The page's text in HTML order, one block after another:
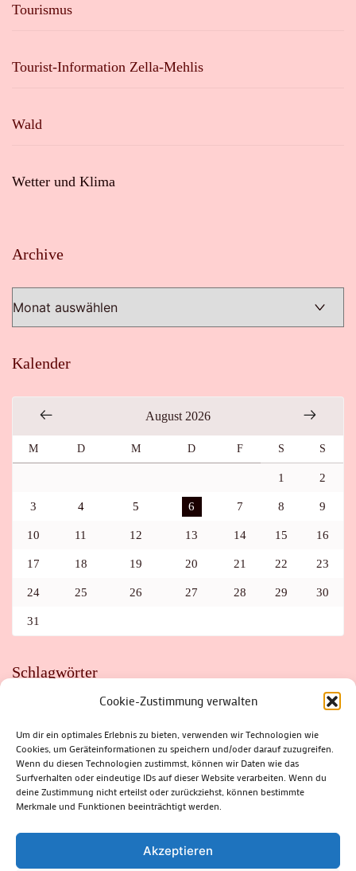
Cookie-Zustimmung verwalten
Um dir ein optimales Erlebnis zu bieten, verwenden wir Technologien wie
Cookies, um Geräteinformationen zu speichern und/oder darauf zuzugreifen.
Wenn du diesen Technologien zustimmst, können wir Daten wie das
Surfverhalten oder eindeutige IDs auf dieser Website verarbeiten. Wenn du
deine Zustimmung nicht erteilst oder zurückziehst, können bestimmte
Merkmale und Funktionen beeinträchtigt werden.
Akzeptieren
Tourismus
Tourist-Information Zella-Mehlis
Wald
Wetter und Klima
Archive
Kalender
August 2026
M D M D F S S
1 2
3 4 5 6 7 8 9
10 11 12 13 14 15 16
17 18 19 20 21 22 23
24 25 26 27 28 29 30
31
Schlagwörter
FAHRRAD
FLOHMARKT FOLK GEWINNSPIEL
HITZE
HITZEFALLE AUTO
IRISH DANCE JAZZ
KABARETT
KINDER
KIRMES KLASSIK
KLEINE SUHLER REIHE
KRIMI
KULTUR LESUNG LOTTO
MEININGEN
PARASITEN
PILZE SCHLEUSINGEN
SCHULWEG
SOMMERFERIEN
SPORT SRH
STADTFEST
STADTMARKETING
STRASSENSPERRUNG
SUHL
SUHLER FRÜHLING
SUHLER STADTMARKETING
THÜRINGER WALD
ZELLA-MEHLIS